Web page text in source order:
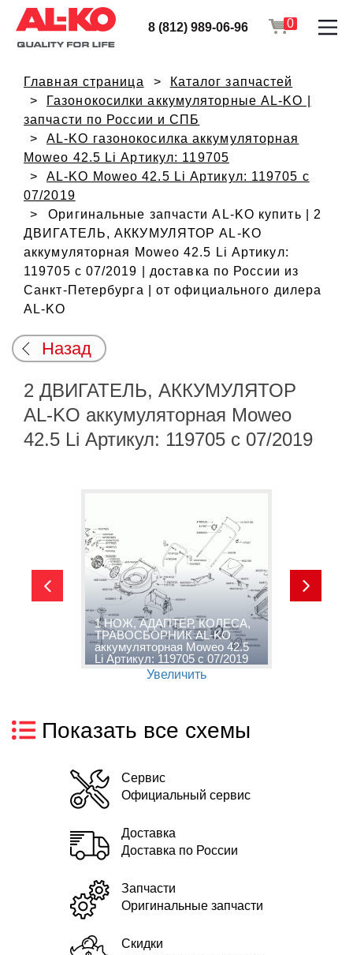
8 (812) 989-06-96 0
Главная страница
Каталог запчастей
Газонокосилки аккумуляторные AL-KO |
запчасти по России и СПБ
AL-KO газонокосилка аккумуляторная
Moweo 42.5 Li Артикул: 119705
AL-KO Moweo 42.5 Li Артикул: 119705 с
07/2019
Оригинальные запчасти AL-KO купить | 2
ДВИГАТЕЛЬ, АККУМУЛЯТОР AL-KO
аккумуляторная Moweo 42.5 Li Артикул:
119705 с 07/2019 | доставка по России из
Санкт-Петербурга | от официального дилера
AL-KO
Назад
2 ДВИГАТЕЛЬ, АККУМУЛЯТОР
AL-KO аккумуляторная Moweo
42.5 Li Артикул: 119705 с 07/2019
1 НОЖ, АДАПТЕР, КОЛЕСА,
ТРАВОСБОРНИК AL-KO
аккумуляторная Moweo 42.5
Li Артикул: 119705 с 07/2019
Увеличить
Показать все схемы
Сервис
Официальный сервис
Доставка
Доставка по России
Запчасти
Оригинальные запчасти
Скидки